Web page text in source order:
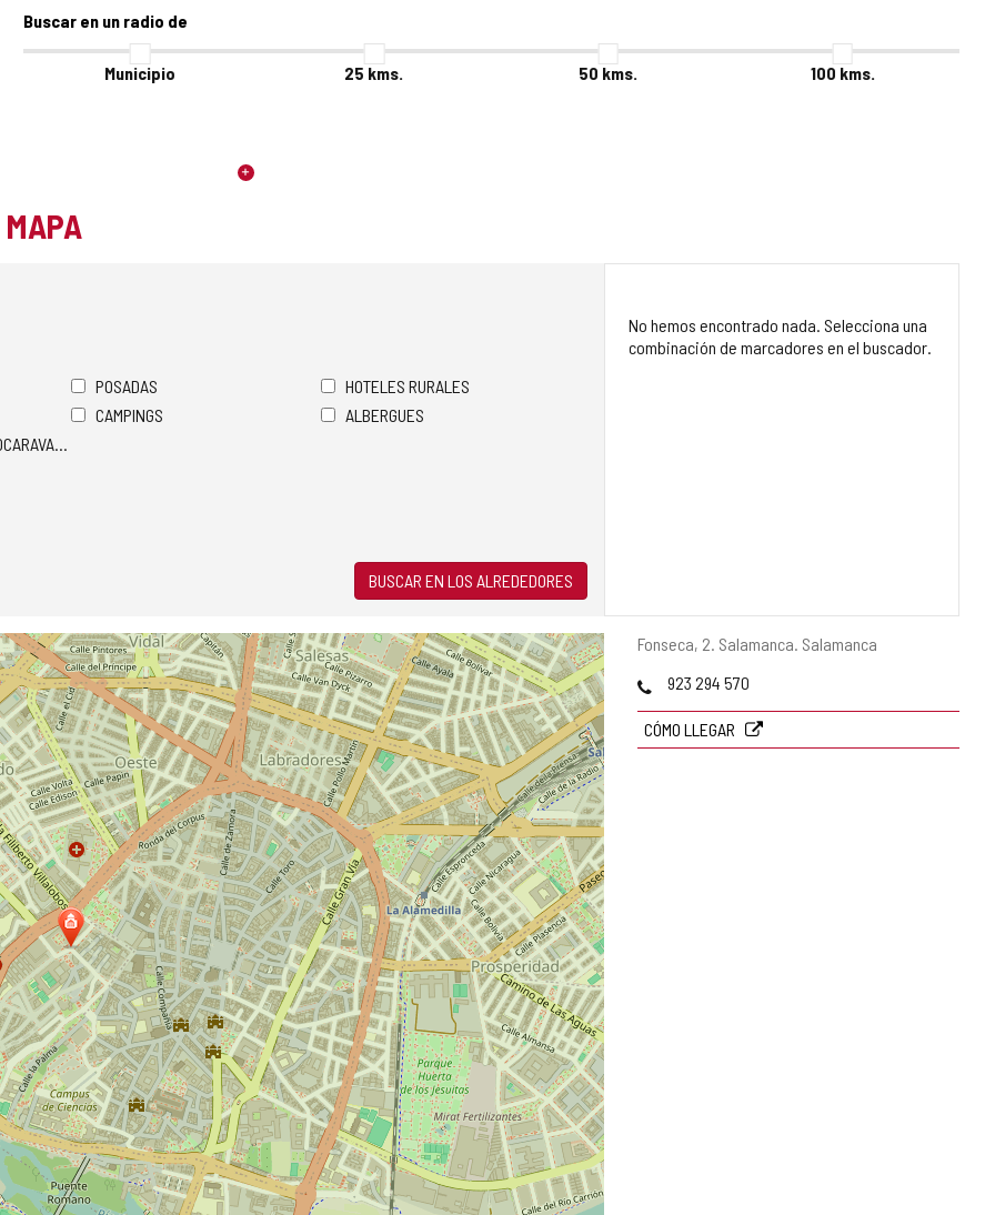
Buscar en un radio de
Municipio 25 kms. 50 kms. 100 kms.
Dirección
Fonseca, 2. Salamanca. Salamanca
Teléfonos
923 294 570
CÓMO LLEGAR
POSADAS
HOTELES RURALES
CAMPINGS
ALBERGUES
BUSCAR EN LOS ALREDEDORES
No hemos encontrado nada. Selecciona una
combinación de marcadores en el buscador.